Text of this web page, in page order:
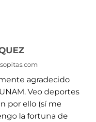
agradecido
Veo deportes
por ello (sí me
la fortuna de